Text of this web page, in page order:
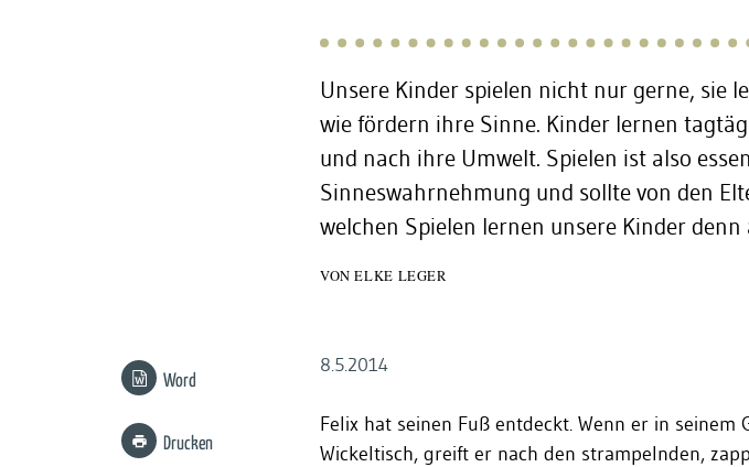
Unsere Kinder spielen nicht nur gerne, sie
wie fördern ihre Sinne. Kinder lernen
und nach ihre Umwelt. Spielen ist also
Sinneswahrnehmung und sollte von den
welchen Spielen lernen unsere Kinder denn
VONELKE LEGER
8.5.2014
Felix hat seinen Fuß entdeckt. Wenn er in
Wickeltisch, greift er nach den strampelnden,
Word
Drucken